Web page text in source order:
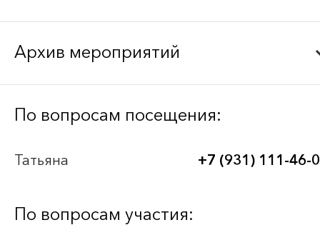
Архив мероприятий
Bee-Together 21 (2026)
BEE-TOGETHER.KG 3-я Международная
По вопросам посещения:
Татьяна +7 (931) 111-46-
По вопросам участия: